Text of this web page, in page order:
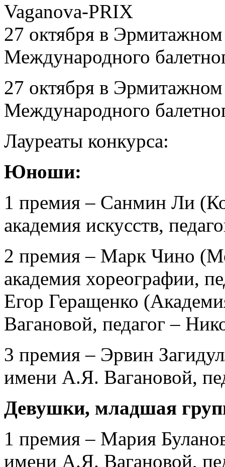
Vaganova-PRIX
27 октября в
Международного
27 октября в
Международного
Лауреаты конкурса:
Юноши:
1 премия – Санмин Ли
академия искусств,
2 премия – Марк Чино
академия хореографии,
Егор Геращенко
Вагановой, педагог –
3 премия – Эрвин
имени А.Я. Вагановой,
Девушки, младшая
1 премия – Мария
имени А.Я. Вагановой,